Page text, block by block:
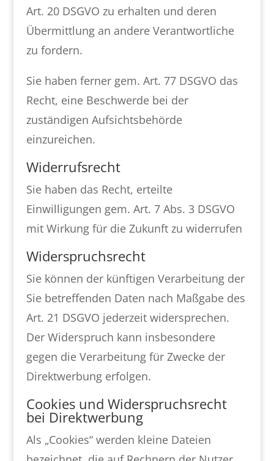
Art. 20 DSGVO zu erhalten und deren
Übermittlung an andere Verantwortliche
zu fordern.
Sie haben ferner gem. Art. 77 DSGVO das
Recht, eine Beschwerde bei der
zuständigen Aufsichtsbehörde
einzureichen.
Widerrufsrecht
Sie haben das Recht, erteilte
Einwilligungen gem. Art. 7 Abs. 3 DSGVO
mit Wirkung für die Zukunft zu widerrufen
Widerspruchsrecht
Sie können der künftigen Verarbeitung der
Sie betreffenden Daten nach Maßgabe des
Art. 21 DSGVO jederzeit widersprechen.
Der Widerspruch kann insbesondere
gegen die Verarbeitung für Zwecke der
Direktwerbung erfolgen.
Cookies und Widerspruchsrecht
bei Direktwerbung
Als „Cookies“ werden kleine Dateien